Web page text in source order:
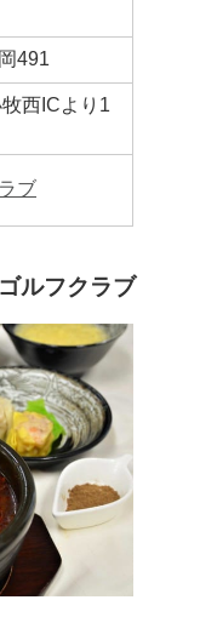
491
西ICより1
ブ
ルフクラブ